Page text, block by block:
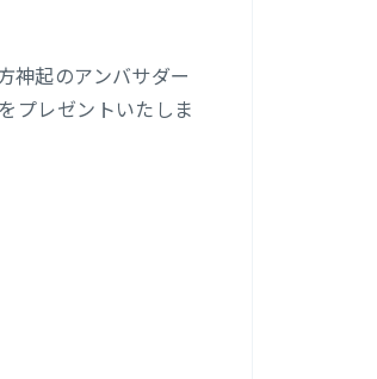
神起のアンバサダー
プレゼントいたしま